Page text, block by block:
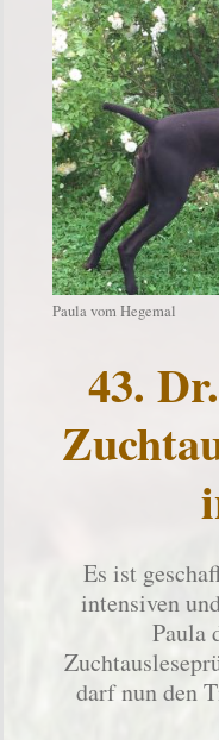
Paula vom Hegemal
43.
Es ist
intensiven
Paula
darf nun den